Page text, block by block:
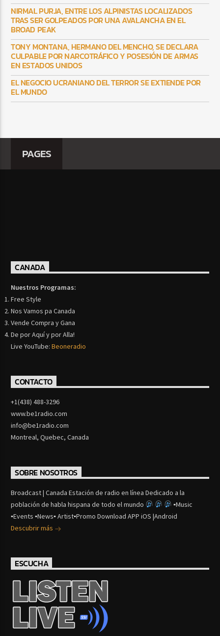
NIRMAL PURJA, ENTRE LOS ALPINISTAS LOCALIZADOS
TRAS SER GOLPEADOS POR UNA AVALANCHA EN EL
BROAD PEAK
TONY MONTANA, HERMANO DEL MENCHO, SE DECLARA
CULPABLE POR NARCOTRÁFICO Y POSESIÓN DE ARMAS
EN ESTADOS UNIDOS
EL NEGOCIO UCRANIANO DEL TERROR SE EXTIENDE POR
EL MUNDO
PAGES
CANADA
Nuestros Programas:
Free Style
Nos Vamos pa Canada
Vende Compra y Gana
De por Aquí y por Alla!
Live YouTube:Beoneradio
CONTACTO
+1(438) 488-3296
www.be1radio.com
info@be1radio.com
Montreal, Quebec, Canada
SOBRE NOSOTROS
Broadcast | Canada Estación de radio en línea Dedicado a la
población de habla hispana de todo el mundo
▪Music
▪Events ▪News▪ Artist▪Promo Download APP iOS |Android
Descubrir más
ESCUCHA